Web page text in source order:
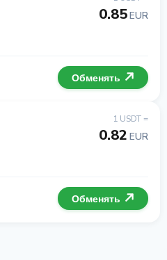
0.85EUR
Обменять
1 USDT =
0.82 EUR
Обменять